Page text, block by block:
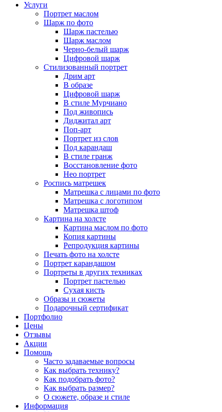
Услуги
Портрет маслом
Шарж по фото
Шарж пастелью
Шарж маслом
Черно-белый шарж
Цифровой шарж
Стилизованный портрет
Дрим арт
В образе
Цифровой шарж
В стиле Мурчиано
Под живопись
Диджитал арт
Поп-арт
Портрет из слов
Под карандаш
В стиле гранж
Восстановление фото
Нео портрет
Роспись матрешек
Матрешка с лицами по фото
Матрешка с логотипом
Матрешка штоф
Картина на холсте
Картина маслом по фото
Копия картины
Репродукция картины
Печать фото на холсте
Портрет карандашом
Портреты в других техниках
Портрет пастелью
Сухая кисть
Образы и сюжеты
Подарочный сертификат
Портфолио
Цены
Отзывы
Акции
Помощь
Часто задаваемые вопросы
Как выбрать технику?
Как подобрать фото?
Как выбрать размер?
О сюжете, образе и стиле
Информация